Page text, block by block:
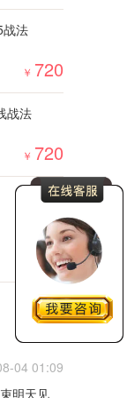
战法
￥ 720
战法
￥ 720
2000
更多
04 01:09
明天见